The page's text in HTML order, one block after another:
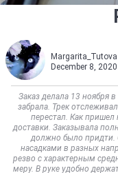
Margarita_Tutova
December 8, 2020
Заказ делала 13 ноября
забрала. Трек
перестал. Как пришел
доставки. Заказывала
должно было придти.
насадками в разных
резво с характерным
меру. В руке удобно